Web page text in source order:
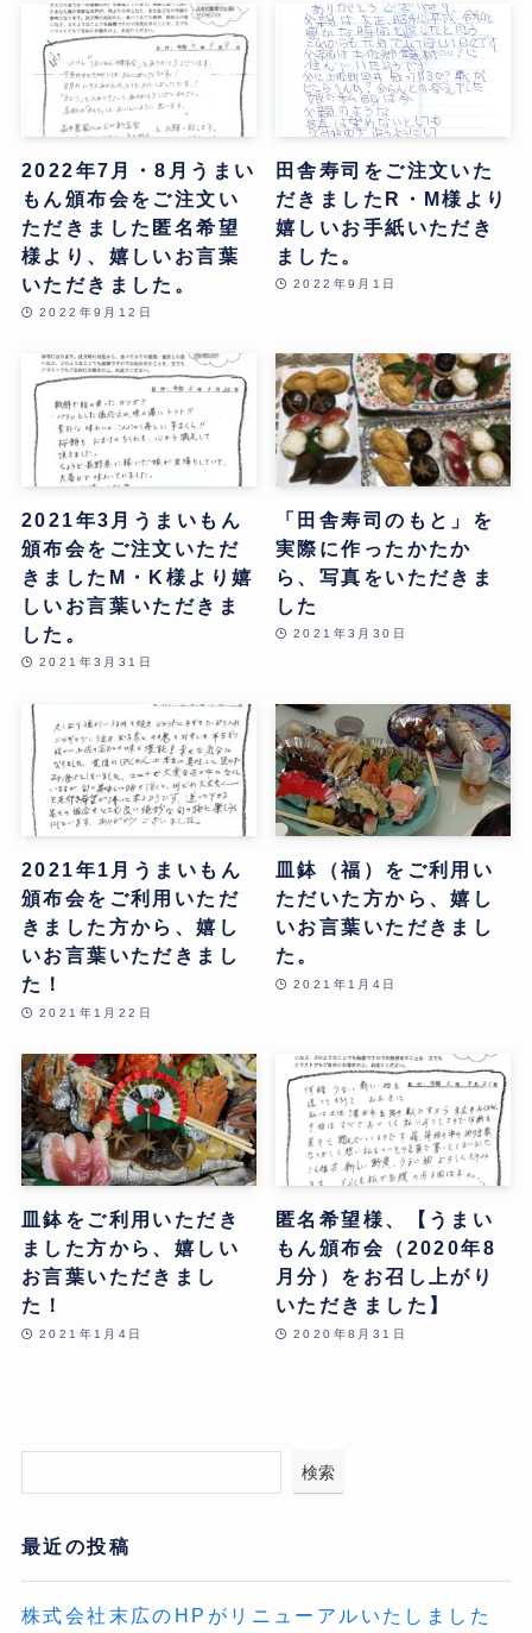
2022年7月・8月うまい
もん頒布会をご注文い
ただきました匿名希望
様より、嬉しいお言葉
いただきました。
2022年9月12日
田舎寿司をご注文いた
だきましたR・M様より
嬉しいお手紙いただき
ました。
2022年9月1日
2021年3月うまいもん
頒布会をご注文いただ
きましたM・K様より嬉
しいお言葉いただきま
した。
2021年3月31日
「田舎寿司のもと」を
実際に作ったかたか
ら、写真をいただきま
した
2021年3月30日
2021年1月うまいもん
頒布会をご利用いただ
きました方から、嬉し
いお言葉いただきまし
た！
2021年1月22日
皿鉢（福）をご利用い
ただいた方から、嬉し
いお言葉いただきまし
た。
2021年1月4日
皿鉢をご利用いただき
ました方から、嬉しい
お言葉いただきまし
た！
2021年1月4日
匿名希望様、【うまい
もん頒布会（2020年8
月分）をお召し上がり
いただきました】
2020年8月31日
検索
最近の投稿
株式会社末広のHPがリニューアルいたしました